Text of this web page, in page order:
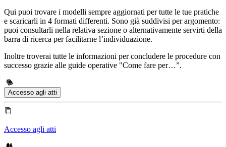
Qui puoi trovare i modelli sempre aggiornati per tutte le tue pratiche
e scaricarli in 4 formati differenti. Sono già suddivisi per argomento:
puoi consultarli nella relativa sezione o alternativamente servirti della
barra di ricerca per facilitarne l’individuazione.
Inoltre troverai tutte le informazioni per concludere le procedure con
successo grazie alle guide operative "Come fare per…”.
Accesso agli atti
Accesso agli atti